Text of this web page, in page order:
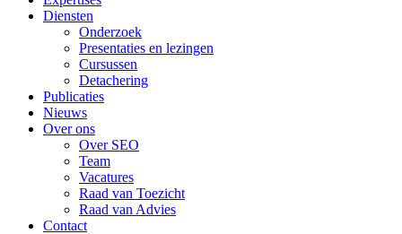
Diensten
Onderzoek
Presentaties en lezingen
Cursussen
Detachering
Publicaties
Nieuws
Over ons
Over SEO
Team
Vacatures
Raad van Toezicht
Raad van Advies
Contact